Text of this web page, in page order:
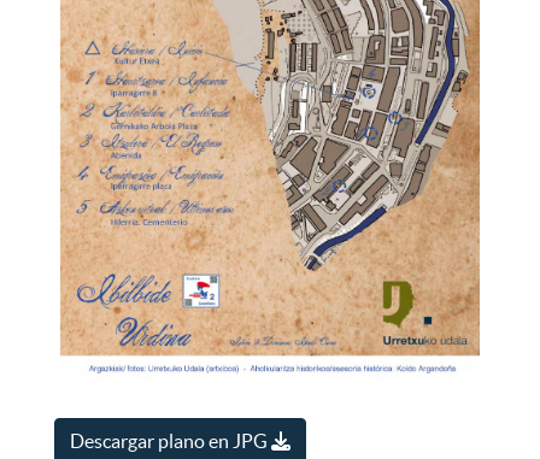
Descargar plano en JPG